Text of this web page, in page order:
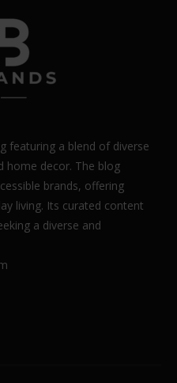
featuring a blend of diverse
home decor. The blog
brands, offering
living. Its curated content
a diverse and